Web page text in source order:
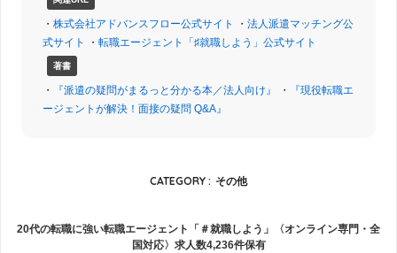
・ 株式会社アドバンスフロー公式サイト ・ 法人派遣マッチング公
式サイト
・ 転職エージェント「♯就職しよう」公式サイト
著書
・ 『派遣の疑問がまるっと分かる本／法人向け』 ・
『現役転職エ
ージェントが解決！面接の疑問 Q&A』
CATEGORY : その他
20代の転職に強い転職エージェント「＃就職しよう」〈オンライン専門・全
国対応〉求人数4,236件保有